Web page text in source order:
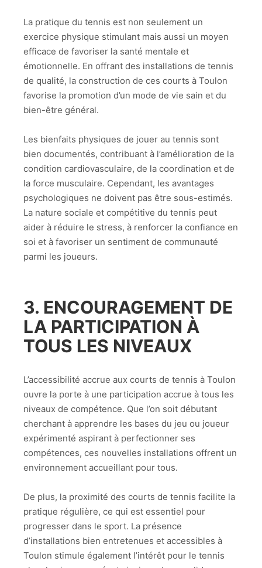
La pratique du tennis est non seulement un
exercice physique stimulant mais aussi un moyen
efficace de favoriser la santé mentale et
émotionnelle. En offrant des installations de tennis
de qualité, la construction de ces courts à Toulon
favorise la promotion d’un mode de vie sain et du
bien-être général.
Les bienfaits physiques de jouer au tennis sont
bien documentés, contribuant à l’amélioration de la
condition cardiovasculaire, de la coordination et de
la force musculaire. Cependant, les avantages
psychologiques ne doivent pas être sous-estimés.
La nature sociale et compétitive du tennis peut
aider à réduire le stress, à renforcer la confiance en
soi et à favoriser un sentiment de communauté
parmi les joueurs.
3. ENCOURAGEMENT DE
LA PARTICIPATION À
TOUS LES NIVEAUX
L’accessibilité accrue aux courts de tennis à Toulon
ouvre la porte à une participation accrue à tous les
niveaux de compétence. Que l’on soit débutant
cherchant à apprendre les bases du jeu ou joueur
expérimenté aspirant à perfectionner ses
compétences, ces nouvelles installations offrent un
environnement accueillant pour tous.
De plus, la proximité des courts de tennis facilite la
pratique régulière, ce qui est essentiel pour
progresser dans le sport. La présence
d’installations bien entretenues et accessibles à
Toulon stimule également l’intérêt pour le tennis